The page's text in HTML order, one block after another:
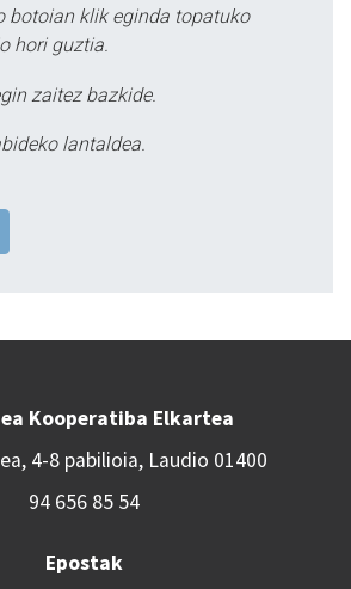
botoian klik eginda topatuko
hori guztia.
zaitez bazkide.
lantaldea.
Kooperatiba Elkartea
4-8 pabilioia, Laudio 01400
94 656 85 54
Epostak